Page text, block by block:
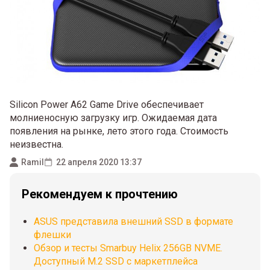
Silicon Power A62 Game Drive обеспечивает
молниеносную загрузку игр. Ожидаемая дата
появления на рынке, лето этого года. Стоимость
неизвестна.
Ramil 22 апреля 2020 13:37
Рекомендуем к прочтению
ASUS представила внешний SSD в формате
флешки
Обзор и тесты Smarbuy Helix 256GB NVME.
Доступный М.2 SSD с маркетплейса